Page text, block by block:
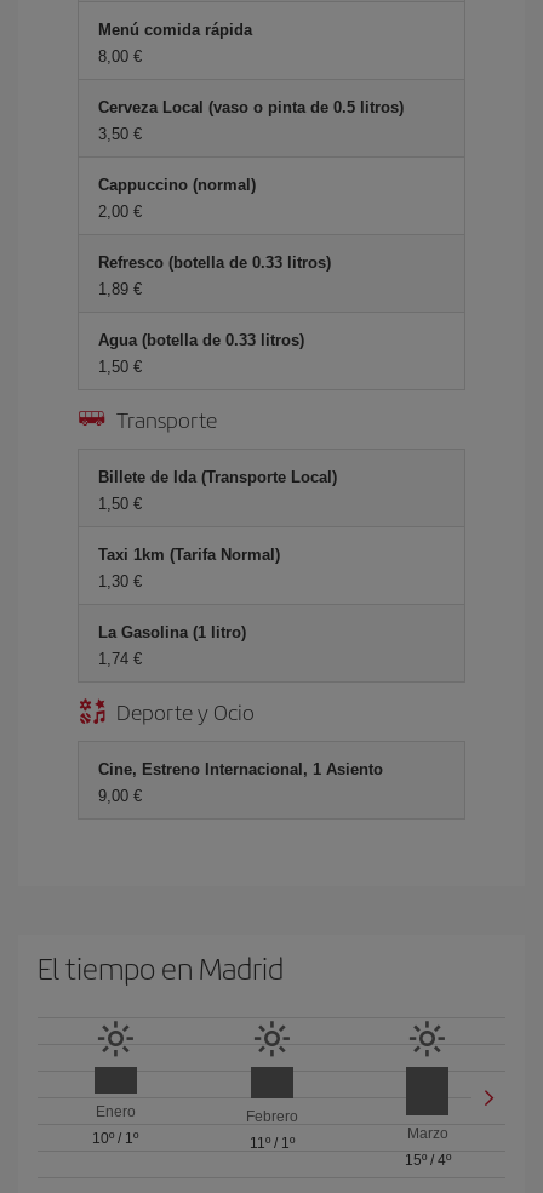
Menú comida rápida
8,00 €
Cerveza Local (vaso o pinta de 0.5 litros)
3,50 €
Cappuccino (normal)
2,00 €
Refresco (botella de 0.33 litros)
1,89 €
Agua (botella de 0.33 litros)
1,50 €
Transporte
Billete de Ida (Transporte Local)
1,50 €
Taxi 1km (Tarifa Normal)
1,30 €
La Gasolina (1 litro)
1,74 €
Deporte y Ocio
Cine, Estreno Internacional, 1 Asiento
9,00 €
El tiempo en Madrid
Enero
10º / 1º
Febrero
11º/ 1º
Marzo
15º/ 4º